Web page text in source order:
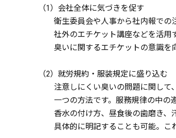
（1）会社全体に気づきを促す
衛生委員会や人事から社内報での注
社外のエチケット講座などを活用
臭いに関するエチケットの意識を向
（2）就労規約・服装規定に盛り込む
注意しにくい臭いの問題に関して
一つの方法です。服務規律の中の遵
香水の付け方、昼食後の歯磨き、汗
具体的に明記することも可能。これ